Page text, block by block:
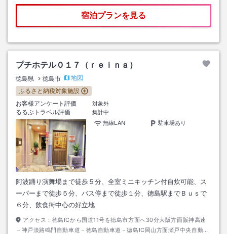
宿泊プランを見る
プチホテル０１７（ｒｅｉｎａ）
徳島県 徳島市
地図
ふるさと納税対象施設
お客様アンケート評価
対象外
るるぶトラベル評価
集計中
無線LAN
駐車場あり
阿波踊り演舞場まで徒歩５分、全室ミニキッチン付自炊可能、ス
ーパーまで徒歩５分、バス停まで徒歩１分、徳島駅までＢｕｓで
６分、飲食街中心の好立地
アクセス： 徳島ICから国道11号を徳島市方面へ30分大阪方面阪神高速
－神戸淡路鳴門自動車道－徳島自動車道－徳島IC岡山方面瀬戸中央自動車